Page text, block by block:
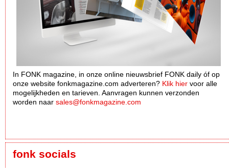
In FONK magazine, in onze online nieuwsbrief FONK daily óf op
onze website fonkmagazine.com adverteren? Klik hier voor alle
mogelijkheden en tarieven. Aanvragen kunnen verzonden
worden naar sales@fonkmagazine.com
fonk socials